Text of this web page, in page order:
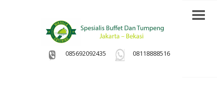
085692092435 08118888516